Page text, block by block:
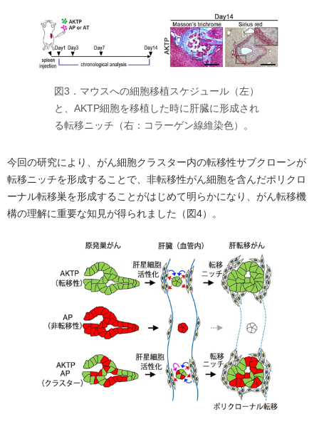
図3．マウスへの細胞移植スケジュール（左）
と、AKTP細胞を移植した時に肝臓に形成され
る転移ニッチ（右：コラーゲン線維染色）。
今回の研究により、がん細胞クラスター内の転移性サブクローンが
転移ニッチを形成することで、非転移性がん細胞を含んだポリクロ
ーナル転移巣を形成することがはじめて明らかになり、がん転移機
構の理解に重要な知見が得られました（図4）。